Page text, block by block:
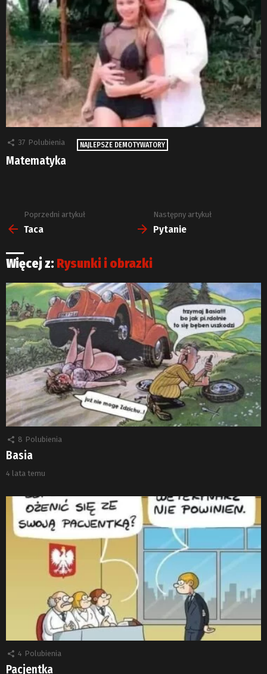
37 Polubienia NAJLEPSZE DEMOTYWATORY
Matematyka
Zobacz
więcej
Poprzedni artykuł
Taca
Następny artykuł
Pytanie
Więcej z: Rysunki i obrazki
8 Polubienia
Basia
4 lata temu
4 Polubienia
Pacjentka